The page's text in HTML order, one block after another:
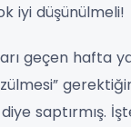
iyi düşünülmeli!
geçen hafta
diye